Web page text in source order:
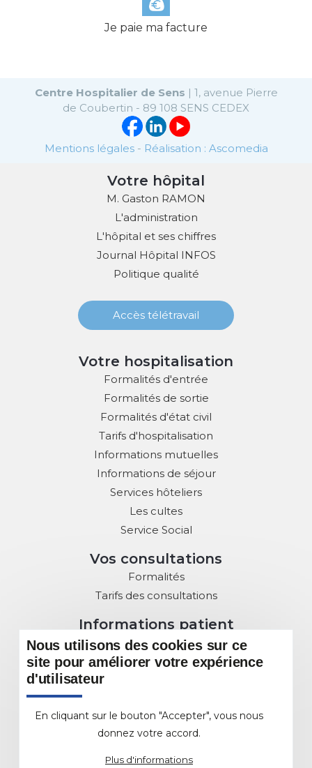
Je paie ma facture
Centre Hospitalier de Sens | 1, avenue Pierre
de Coubertin - 89 108 SENS CEDEX
Mentions légales- Réalisation : Ascomedia
Votre hôpital
M. Gaston RAMON
L'administration
L'hôpital et ses chiffres
Journal Hôpital INFOS
Politique qualité
Accès télétravail
Votre hospitalisation
Formalités d'entrée
Formalités de sortie
Formalités d'état civil
Tarifs d'hospitalisation
Informations mutuelles
Informations de séjour
Services hôteliers
Les cultes
Service Social
Vos consultations
Formalités
Tarifs des consultations
Informations patient
Droits des Patients
Charte de la Laïcité
Commission des usagers
Sous Commissions au service du patient
DMP : Dossier Médical Partagé
Les différents Pôles et Services
Nous utilisons des cookies sur ce
site pour améliorer votre expérience
d'utilisateur
En cliquant sur le bouton "Accepter", vous nous
donnez votre accord.
Plus d'informations